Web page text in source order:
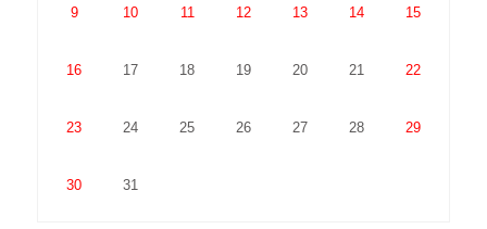
9 10 11 12 13 14 15
16 17 18 19 20 21 22
23 24 25 26 27 28 29
30 31